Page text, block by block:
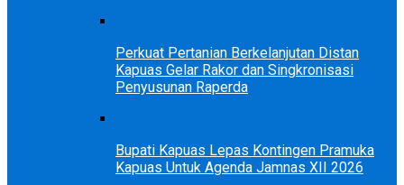
Perkuat Pertanian Berkelanjutan Distan
Kapuas Gelar Rakor dan Singkronisasi
Penyusunan Raperda
Bupati Kapuas Lepas Kontingen Pramuka
Kapuas Untuk Agenda Jamnas XII 2026